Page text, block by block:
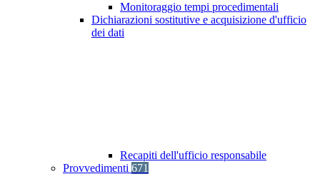
Monitoraggio tempi procedimentali
Dichiarazioni sostitutive e acquisizione d'ufficio
dei dati
Recapiti dell'ufficio responsabile
Provvedimenti 671